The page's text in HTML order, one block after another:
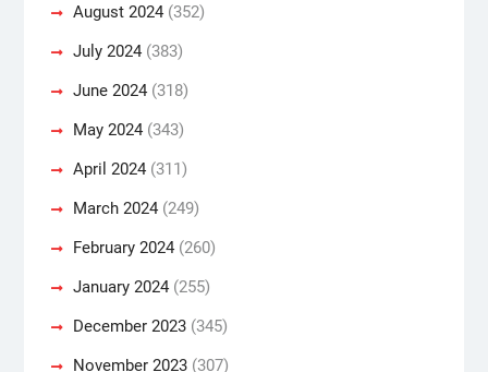
August 2024(352)
July 2024(383)
June 2024(318)
May 2024(343)
April 2024(311)
March 2024(249)
February 2024(260)
January 2024(255)
December 2023(345)
November 2023(307)